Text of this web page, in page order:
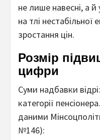
не лише навесні, а
на тлі нестабільної
зростання цін.
Розмір
цифри
Суми надбавки
категорії
даними
№146):